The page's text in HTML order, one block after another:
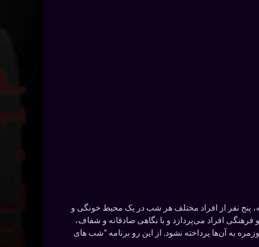
پنج نفر از افراد مختلف هر شب در یک محیط خونگی و
افراد می‌پردازد و با نگاهی صادقانه و شفاف،
به آن‌ها پرداخته نشود. از این رو برنامه “شب های